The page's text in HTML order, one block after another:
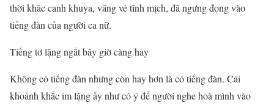
thời khắc canh khuya, vắng vẻ tĩnh mịch, đã ngưng đọng vào
tiếng đàn của người ca nữ.
Tiếng tơ lặng ngắt bây giờ càng hay
Không có tiếng đàn nhưng còn hay hơn là có tiếng đàn. Cái
khoảnh khắc im lặng ấy như có ý để người nghe hoà mình vào